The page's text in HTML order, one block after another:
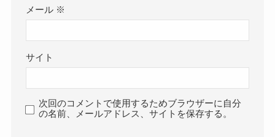
メール ※
サイト
次回のコメントで使用するためブラウザーに自分
の名前、メールアドレス、サイトを保存する。